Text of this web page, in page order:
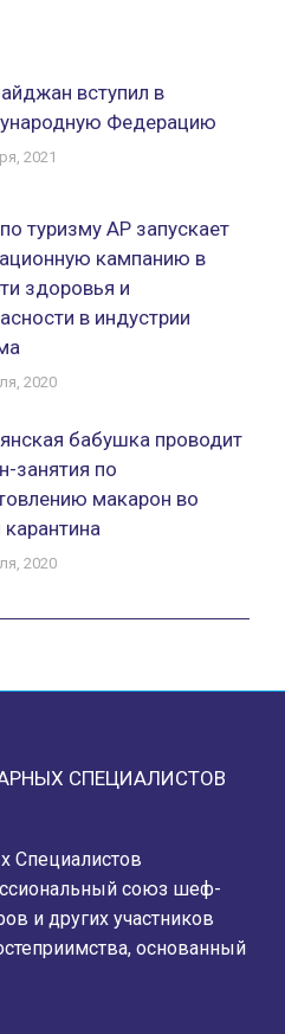
вступил в
Федерацию
2021
туризму АР запускает
кампанию в
здоровья и
в индустрии
2020
бабушка проводит
занятия по
макарон во
2020
СПЕЦИАЛИСТОВ
Специалистов
союз шеф-
и других участников
основанный